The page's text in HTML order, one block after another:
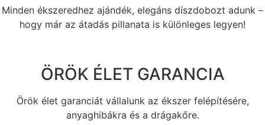
Minden ékszeredhez ajándék, elegáns díszdobozt adunk –
hogy már az átadás pillanata is különleges legyen!
ÖRÖK ÉLET GARANCIA
Örök élet garanciát vállalunk az ékszer felépítésére,
anyaghibákra és a drágakőre.